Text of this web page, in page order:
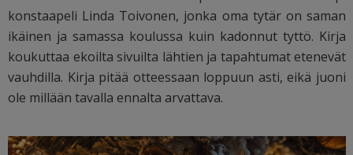
konstaapeli Linda Toivonen, jonka oma tytär on saman
ikäinen ja samassa koulussa kuin kadonnut tyttö. Kirja
koukuttaa ekoilta sivuilta lähtien ja tapahtumat etenevät
vauhdilla. Kirja pitää otteessaan loppuun asti, eikä juoni
ole millään tavalla ennalta arvattava.